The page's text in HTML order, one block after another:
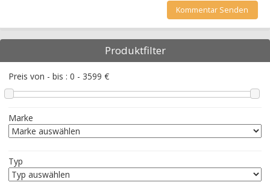
Produktfilter
Preis von - bis : 0 - 3599 €
Marke
Typ